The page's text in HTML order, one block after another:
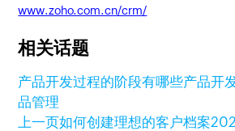
www.zoho.com.cn/crm/
相关话题
产品开发过程的阶段有哪些产品开
品管理
上一页如何创建理想的客户档案